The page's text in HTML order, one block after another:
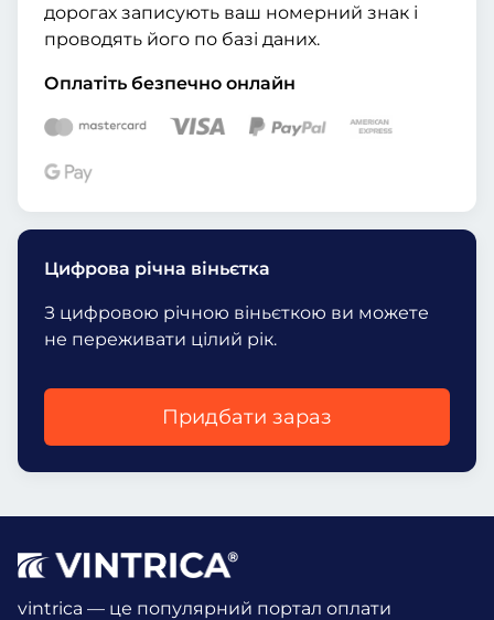
дорогах записують ваш номерний знак і
проводять його по базі даних.
Оплатіть безпечно онлайн
Цифрова річна віньєтка
З цифровою річною віньєткою ви можете
не переживати цілий рік.
Придбати зараз
vintrica — це популярний портал оплати